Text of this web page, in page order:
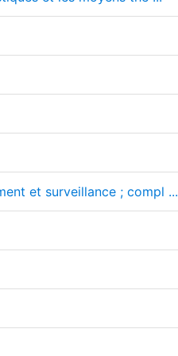
et surveillance ; compl ...